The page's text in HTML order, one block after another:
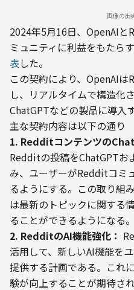
画像の出
2024年5月16日、OpenAI
ミュニティに利益をもたら
表した。
この契約により、OpenAI
し、リアルタイムで構造化
ChatGPTなどの製品に導入
1. Redditコンテンツの
Redditの投稿をChatGPTお
み、ユーザーがRedditコミ
るようにする。この取り組
は最新のトピックに関する
2. RedditのAI機能強化：
活用して、新しいAI機能を
提供する計画である。これ